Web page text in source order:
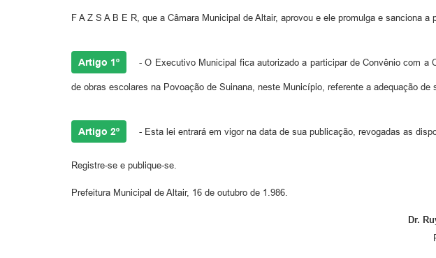
F A Z S A B E R, que a Câmara Municipal de Altair, aprovou e ele promulga e sanciona a
Artigo 1º - O Executivo Municipal fica autorizado a participar de Convênio com
de obras escolares na Povoação de Suinana, neste Município, referente a adequação de
Artigo 2º - Esta lei entrará em vigor na data de sua publicação, revogadas as
Registre-se e publique-se.
Prefeitura Municipal de Altair, 16 de outubro de 1.986.
Dr.